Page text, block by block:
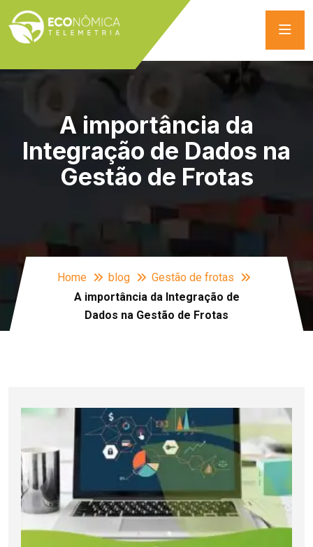
A importância da
Integração de Dados na
Gestão de Frotas
Home blog
Gestão de frotas
A importância da Integração de
Dados na Gestão de Frotas